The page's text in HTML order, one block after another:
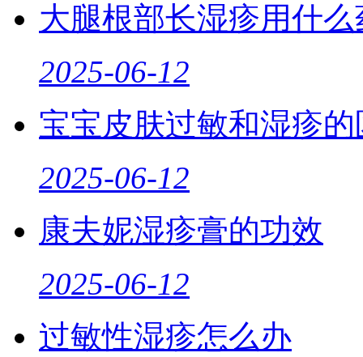
大腿根部长湿疹用什么
2025-06-12
宝宝皮肤过敏和湿疹的
2025-06-12
康夫妮湿疹膏的功效
2025-06-12
过敏性湿疹怎么办